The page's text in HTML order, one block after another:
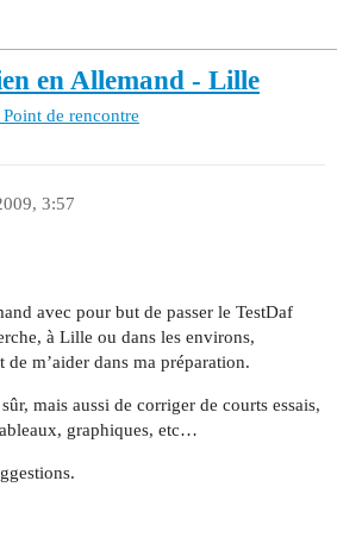
en Allemand - Lille
de rencontre
3:57
avec pour but de passer le TestDaf
à Lille ou dans les environs,
de m’aider dans ma préparation.
mais aussi de corriger de courts essais,
graphiques, etc…